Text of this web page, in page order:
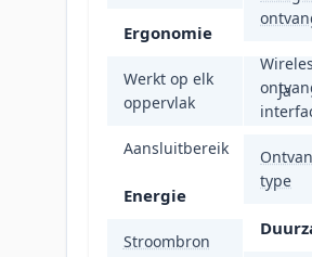
Ergonomie
Werkt op elk
oppervlak
Ja
Aansluitbereik 10 m
Energie
Stroombron
type